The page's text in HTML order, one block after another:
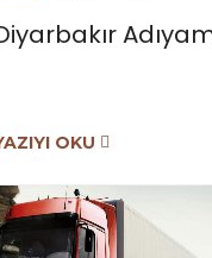
OKU